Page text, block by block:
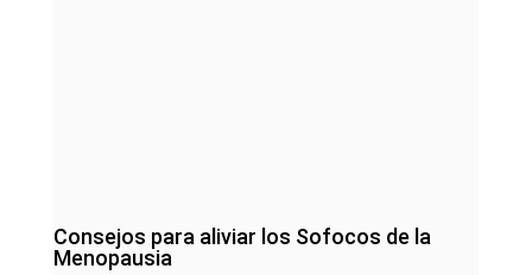
Consejos para aliviar los Sofocos de la
Menopausia